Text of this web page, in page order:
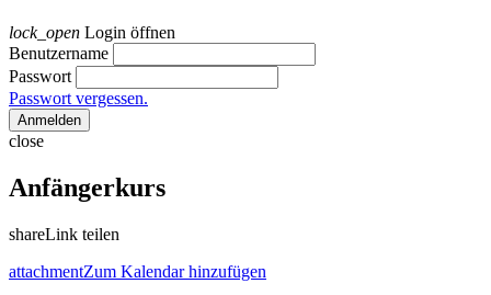
lock_open Login öffnen
Benutzername
Passwort
Passwort vergessen.
Anmelden
close
Anfängerkurs
shareLink teilen
attachmentZum Kalendar hinzufügen